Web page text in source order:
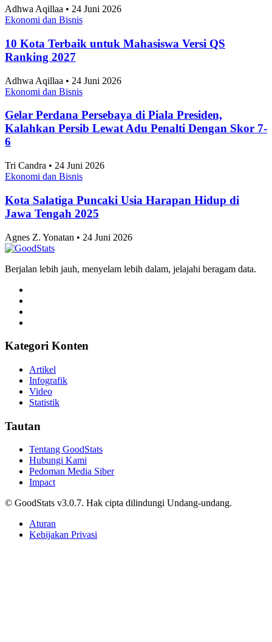
Adhwa Aqillaa • 24 Juni 2026
Ekonomi dan Bisnis
10 Kota Terbaik untuk Mahasiswa Versi QS
Ranking 2027
Adhwa Aqillaa • 24 Juni 2026
Ekonomi dan Bisnis
Gelar Perdana Persebaya di Piala Presiden,
Kalahkan Persib Lewat Adu Penalti Dengan Skor 7-
6
Tri Candra • 24 Juni 2026
Ekonomi dan Bisnis
Kota Salatiga Puncaki Usia Harapan Hidup di
Jawa Tengah 2025
Agnes Z. Yonatan • 24 Juni 2026
Berjalan lebih jauh, menyelam lebih dalam, jelajahi beragam data.
Kategori Konten
Artikel
Infografik
Video
Statistik
Tautan
Tentang GoodStats
Hubungi Kami
Pedoman Media Siber
Impact
© GoodStats v3.0.7. Hak cipta dilindungi Undang-undang.
Aturan
Kebijakan Privasi